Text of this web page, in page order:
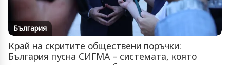
България
Край на скритите обществени поръчки:
България пусна СИГМА – системата, която